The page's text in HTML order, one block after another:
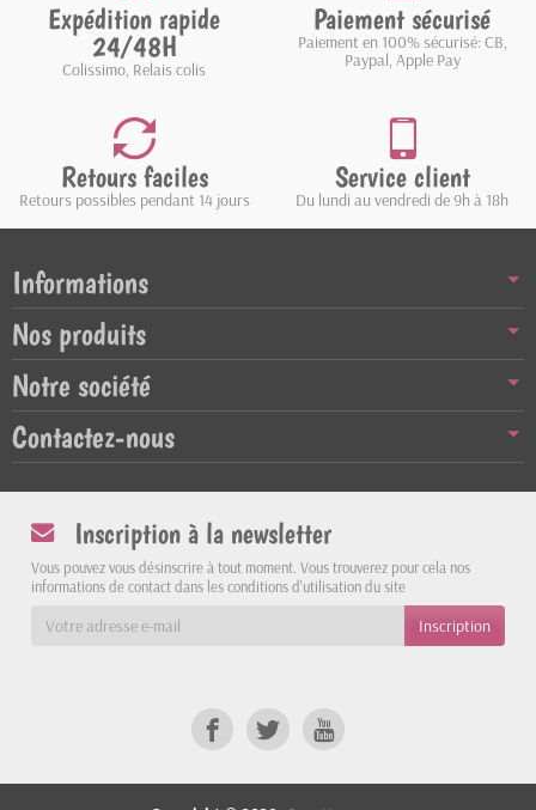
Expédition rapide
24/48H
Colissimo, Relais colis
Paiement sécurisé
Paiement en 100% sécurisé: CB,
Paypal, Apple Pay
Retours faciles
Retours possibles pendant 14 jours
Service client
Du lundi au vendredi de 9h à 18h
Informations
Nos produits
Notre société
Contactez-nous
Inscription à la newsletter
Vous pouvez vous désinscrire à tout moment. Vous trouverez pour cela nos
informations de contact dans les conditions d'utilisation du site